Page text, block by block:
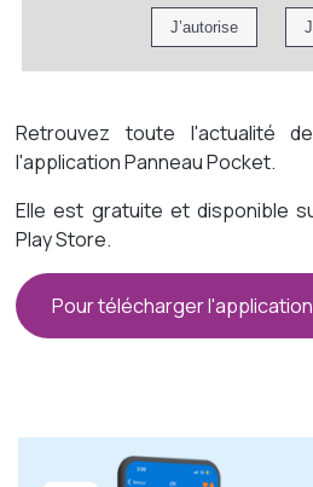
Retrouvez toute l'actualité
l'application Panneau Pocket.
Elle est gratuite et disponible
Play Store.
Pour télécharger